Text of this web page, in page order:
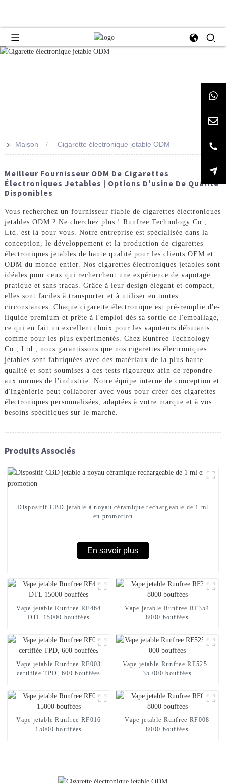
>> Maison Cigarette électronique jetable ODM
Meilleur Fournisseur ODM De Cigarettes
Électroniques Jetables | Options D'usine De Qualité
Disponibles
Vous recherchez un fournisseur fiable de cigarettes électroniques
jetables ODM ? Ne cherchez plus ! Runfree Technology Co.,
Ltd. est là pour vous. Notre entreprise est spécialisée dans la
conception, le développement et la production de cigarettes
électroniques jetables de haute qualité pour les clients OEM et
ODM du monde entier. Nos cigarettes électroniques jetables sont
idéales pour ceux qui recherchent une expérience de vapotage
pratique et sans tracas. Grâce à leur design élégant et compact,
elles sont faciles à transporter et à utiliser en toutes
circonstances. Chaque cigarette électronique est pré-remplie d'e-
liquide premium et prête à l'emploi dès sa sortie de l'emballage,
ce qui en fait un excellent choix pour les vapoteurs débutants
comme pour les plus expérimentés. Chez Runfree Technology
Co., Ltd., nous garantissons que nos cigarettes électroniques
jetables sont fabriquées avec des matériaux de la plus haute
qualité et sont soumises à des tests rigoureux afin de répondre
aux normes de l'industrie. Notre équipe interne de conception et
d'ingénierie peut collaborer avec vous pour créer des cigarettes
électroniques personnalisées, adaptées à votre marque et à vos
besoins spécifiques sur le marché.
Produits Associés
Dispositif CBD jetable à noyau céramique rechargeable de 1 ml
en promotion
En savoir plus
Vape jetable Runfree RF464
DTL 15000 bouffées
Vape jetable Runfree RF354
8000 bouffées
Vape jetable Runfree RF003
certifiée TPD, 600 bouffées
Vape jetable Runfree RF525 -
35 000 bouffées
Vape jetable Runfree RF016
15000 bouffées
Vape jetable Runfree RF008
8000 bouffées